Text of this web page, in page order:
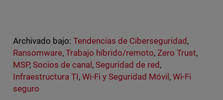
Archivado bajo: Tendencias de Ciberseguridad ,
Ransomware, Trabajo híbrido/remoto,Zero Trust,
MSP, Socios de canal , Seguridad de red ,
Infraestructura TI, Wi-Fi y Seguridad Móvil ,Wi-Fi
seguro